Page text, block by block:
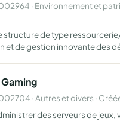
· Environnement et
structure de type
et de gestion innovante des
· Autres et divers ·
des serveurs de jeux,